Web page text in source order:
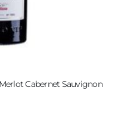
Cabernet Sauvignon